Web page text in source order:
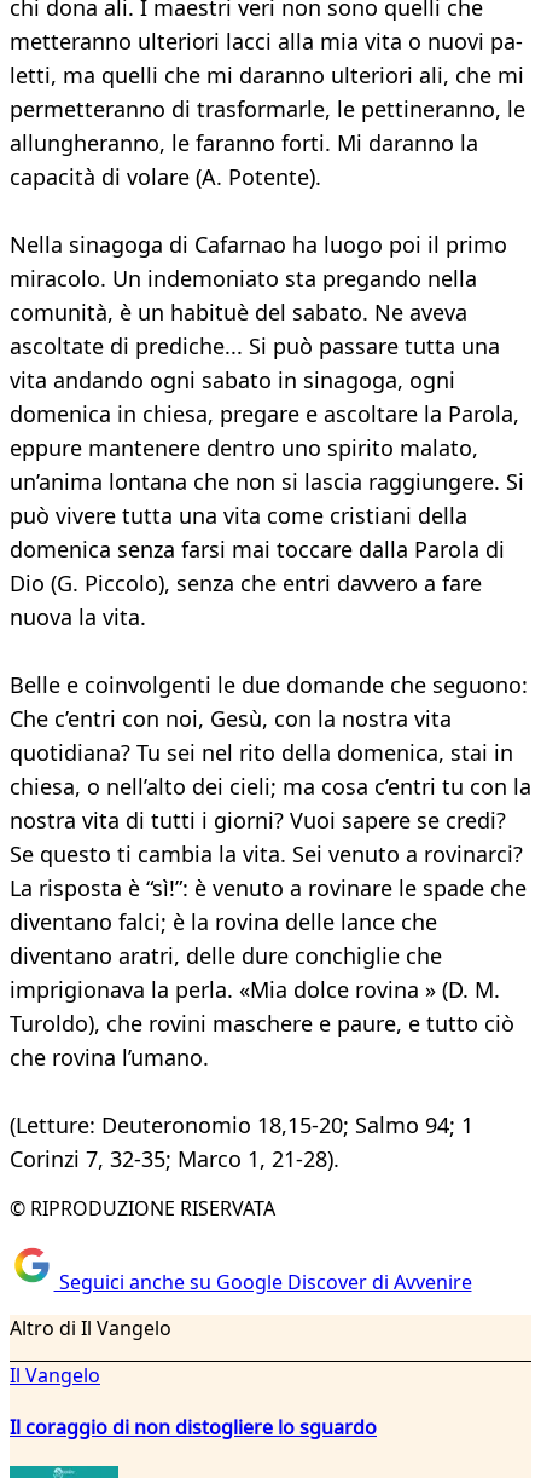
chi dona ali. I maestri veri non sono quelli che
metteranno ulteriori lacci alla mia vita o nuovi pa-
letti, ma quelli che mi daranno ulteriori ali, che mi
permetteranno di trasformarle, le pettineranno, le
allungheranno, le faranno forti. Mi daranno la
capacità di volare (A. Potente).
Nella sinagoga di Cafarnao ha luogo poi il primo
miracolo. Un indemoniato sta pregando nella
comunità, è un habituè del sabato. Ne aveva
ascoltate di prediche... Si può passare tutta una
vita andando ogni sabato in sinagoga, ogni
domenica in chiesa, pregare e ascoltare la Parola,
eppure mantenere dentro uno spirito malato,
un’anima lontana che non si lascia raggiungere. Si
può vivere tutta una vita come cristiani della
domenica senza farsi mai toccare dalla Parola di
Dio (G. Piccolo), senza che entri davvero a fare
nuova la vita.
Belle e coinvolgenti le due domande che seguono:
Che c’entri con noi, Gesù, con la nostra vita
quotidiana? Tu sei nel rito della domenica, stai in
chiesa, o nell’alto dei cieli; ma cosa c’entri tu con la
nostra vita di tutti i giorni? Vuoi sapere se credi?
Se questo ti cambia la vita. Sei venuto a rovinarci?
La risposta è “sì!”: è venuto a rovinare le spade che
diventano falci; è la rovina delle lance che
diventano aratri, delle dure conchiglie che
imprigionava la perla. «Mia dolce rovina » (D. M.
Turoldo), che rovini maschere e paure, e tutto ciò
che rovina l’umano.
(Letture: Deuteronomio 18,15-20; Salmo 94; 1
Corinzi 7, 32-35; Marco 1, 21-28).
© RIPRODUZIONE RISERVATA
Seguici anche su Google Discover di Avvenire
Altro di Il Vangelo
Il Vangelo
Il coraggio di non distogliere lo sguardo